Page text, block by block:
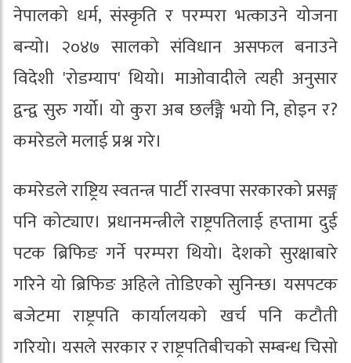
नेपालको धर्म, संस्कृति र परम्परा भत्काउने योजना
बन्यो। २०४७ सालको संविधान असफल बनाउने
विदेशी 'रोडम्याप' थियो। माओवादीले त्यही अनुसार
द्वन्द्व सुरु गर्यो। यो कुरा अब छर्लङ्गै भयो नि, होइन र?
कमरेडले मलाई प्रश्न गरे।
कमरेडले राष्ट्रिय स्वतन्त्र पार्टी रास्वपा सरकारको प्रसङ्ग
पनि कोट्याए। प्रधानमन्त्रीले राष्ट्रपतिलाई हप्तामा दुई
पटक ब्रिफिङ गर्ने परम्परा थियो। देशको सुरक्षाबारे
गरिने यो ब्रिफिङ अहिले तोडिएको सुनिन्छ। यसपटक
बजेटमा राष्ट्रपति कार्यालयको खर्च पनि कटौती
गरियो। यसले सरकार र राष्ट्रपतिबीचको सम्बन्ध चिसो